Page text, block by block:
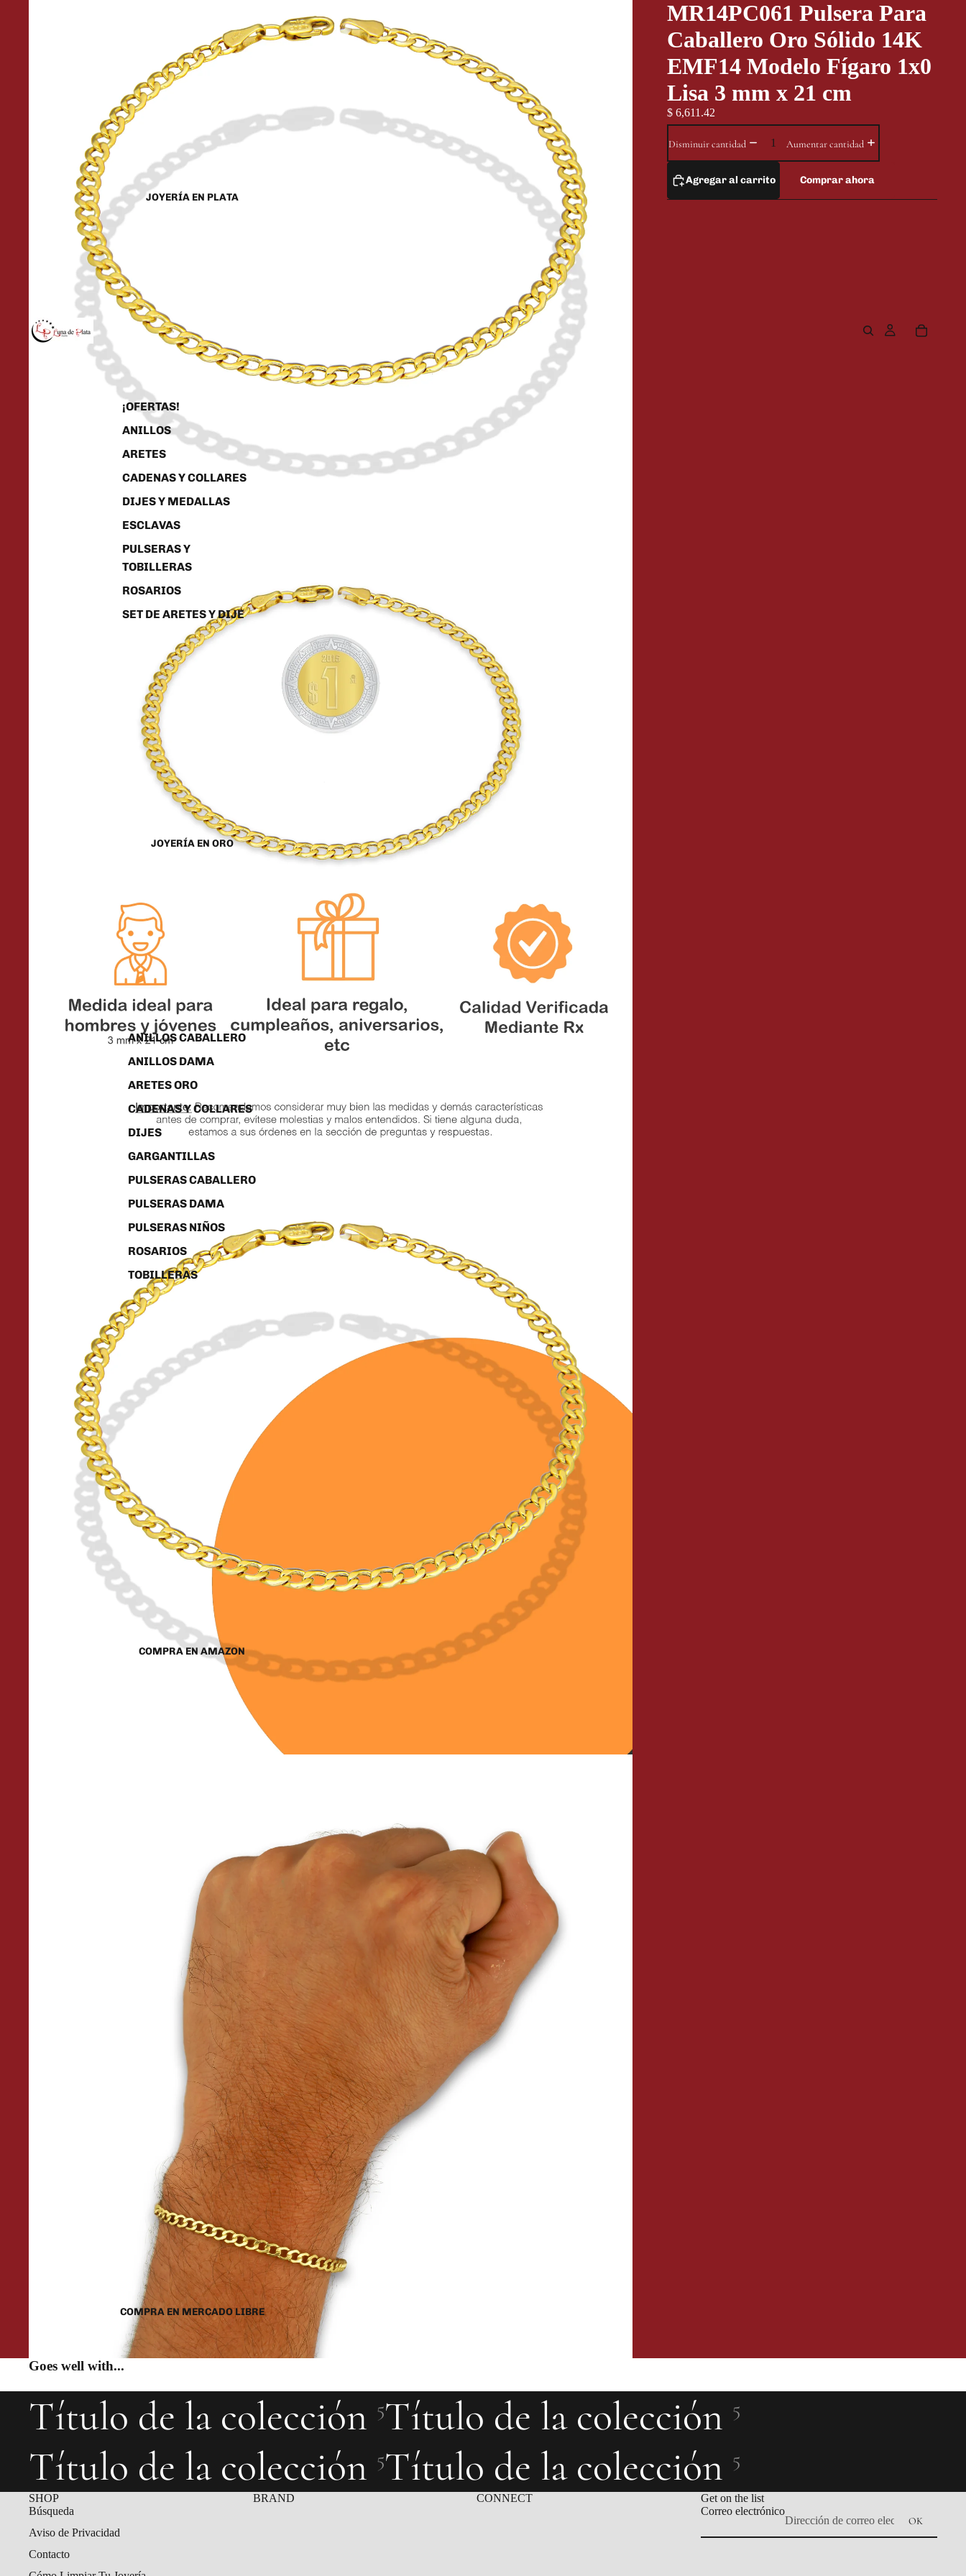
JOYERÍA EN PLATA
¡OFERTAS!
ANILLOS
ARETES
CADENAS Y COLLARES
DIJES Y MEDALLAS
ESCLAVAS
PULSERAS Y
TOBILLERAS
ROSARIOS
SET DE ARETES Y DIJE
JOYERÍA EN ORO
ANILLOS CABALLERO
ANILLOS DAMA
ARETES ORO
CADENAS Y COLLARES
DIJES
GARGANTILLAS
PULSERAS CABALLERO
PULSERAS DAMA
PULSERAS NIÑOS
ROSARIOS
TOBILLERAS
COMPRA EN AMAZON
COMPRA EN MERCADO LIBRE
MR14PC061 Pulsera Para
Caballero Oro Sólido 14K
EMF14 Modelo Fígaro 1x0
Lisa 3 mm x 21 cm
$ 6,611.42
Disminuir cantidad Aumentar cantidad
Agregar al carrito Comprar ahora
Goes well with...
Título de la colección 5Título de la colección 5
Título de la colección 5Título de la colección 5
SHOP
Búsqueda
Aviso de Privacidad
Contacto
BRAND CONNECT
Get on the list
Correo electrónico
OK